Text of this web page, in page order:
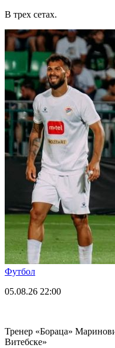
В трех сетах.
Футбол
05.08.26 22:00
Тренер «Бораца»
Витебске»